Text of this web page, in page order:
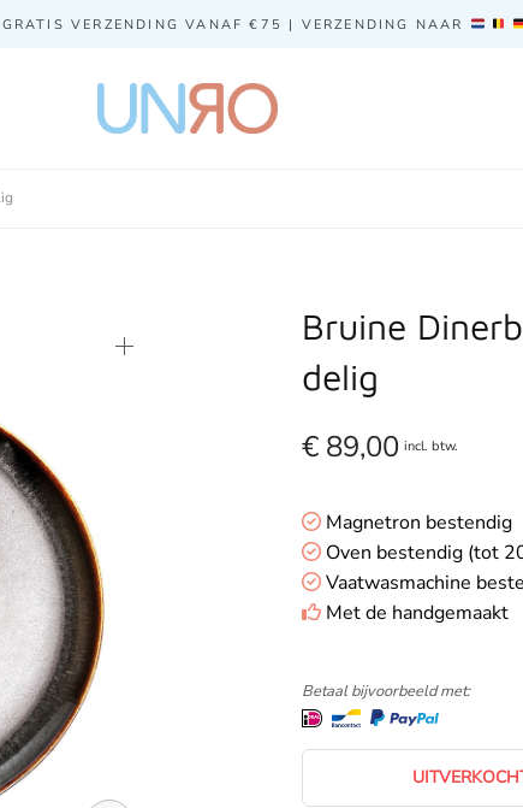
VERZENDING VANAF €75 | VERZENDING NAAR
Bruine
delig
€ 89,00 incl. btw.
Magnetron bestendig
Oven bestendig (tot
Vaatwasmachine
Met de handgemaakt
Betaal bijvoorbeeld met: